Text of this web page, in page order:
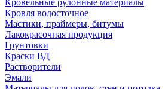
Кровельные рулонные материалы
Кровля водосточное
Мастики, праймеры, битумы
Лакокрасочная продукция
Грунтовки
Краски ВД
Растворители
Эмали